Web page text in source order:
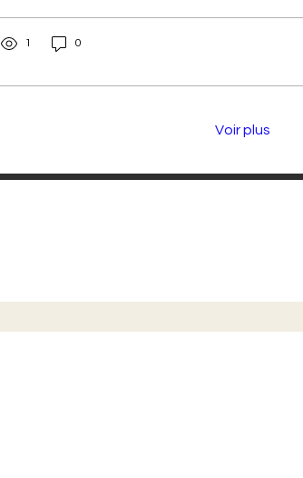
examen officiel qui évalue ton niveau de français
1 0
Voir plus